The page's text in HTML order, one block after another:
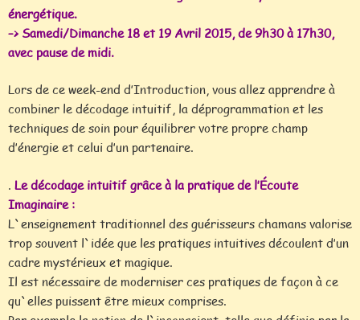
énergétique.
–> Samedi/Dimanche 18 et 19 Avril 2015, de 9h30 à 17h30,
avec pause de midi.
Lors de ce week-end d’Introduction, vous allez apprendre à
combiner le décodage intuitif, la déprogrammation et les
techniques de soin pour équilibrer votre propre champ
d’énergie et celui d’un partenaire.
. Le décodage intuitif grâce à la pratique de l’Écoute
Imaginaire :
L`enseignement traditionnel des guérisseurs chamans valorise
trop souvent l`idée que les pratiques intuitives découlent d’un
cadre mystérieux et magique.
Il est nécessaire de moderniser ces pratiques de façon à ce
qu`elles puissent être mieux comprises.